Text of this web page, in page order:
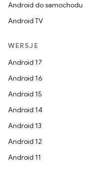
Android do samochodu
Android TV
WERSJE
Android 17
Android 16
Android 15
Android 14
Android 13
Android 12
Android 11